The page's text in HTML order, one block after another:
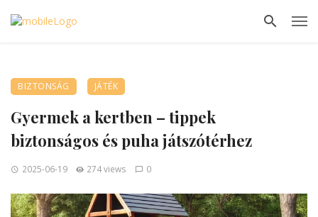
BIZTONSÁG JÁTÉK
Gyermek a kertben – tippek
biztonságos és puha játszótérhez
2025-06-19 274 views 0